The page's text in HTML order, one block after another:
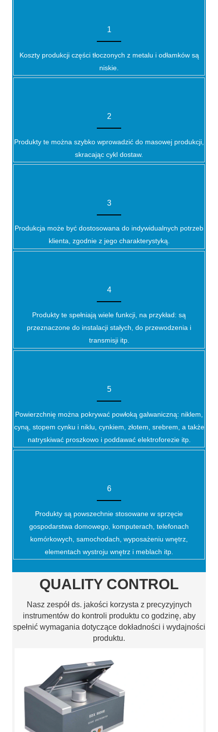
1
Koszty produkcji części tłoczonych z metalu i odłamków są
niskie.
2
Produkty te można szybko wprowadzić do masowej produkcji,
skracając cykl dostaw.
3
Produkcja może być dostosowana do indywidualnych potrzeb
klienta, zgodnie z jego charakterystyką.
4
Produkty te spełniają wiele funkcji, na przykład: są
przeznaczone do instalacji stałych, do przewodzenia i
transmisji itp.
5
Powierzchnię można pokrywać powłoką galwaniczną: niklem,
cyną, stopem cynku i niklu, cynkiem, złotem, srebrem, a także
natryskiwać proszkowo i poddawać elektroforezie itp.
6
Produkty są powszechnie stosowane w sprzęcie
gospodarstwa domowego, komputerach, telefonach
komórkowych, samochodach, wyposażeniu wnętrz,
elementach wystroju wnętrz i meblach itp.
QUALITY CONTROL
Nasz zespół ds. jakości korzysta z precyzyjnych
instrumentów do kontroli produktu co godzinę, aby
spełnić wymagania dotyczące dokładności i wydajności
produktu.